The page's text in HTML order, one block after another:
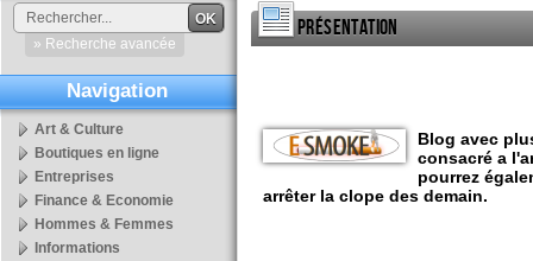
Présentation
Blog avec
consacré a
pourrez
arrêter la clope des demain.
OK
» Recherche avancée
Navigation
Art & Culture
Boutiques en ligne
Entreprises
Finance & Economie
Hommes & Femmes
Informations